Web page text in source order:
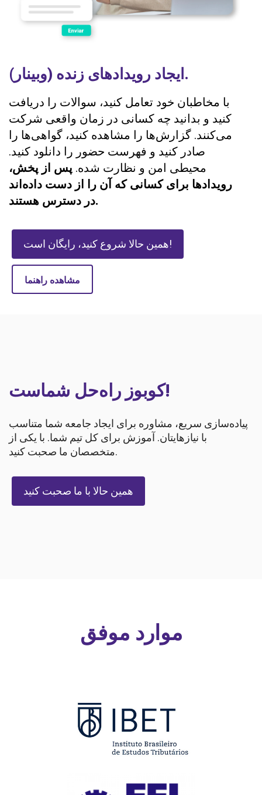
ایجاد رویدادهای زنده (وبینار).
با مخاطبان خود تعامل کنید، سوالات را دریافت
کنید و بدانید چه کسانی در زمان واقعی شرکت
می‌کنند. گزارش‌ها را مشاهده کنید، گواهی‌ها را
صادر کنید و فهرست حضور را دانلود کنید.
محیطی امن و نظارت شده. پس از پخش،
رویدادها برای کسانی که آن را از دست داده‌اند
در دسترس هستند.
همین حالا شروع کنید، رایگان است!
مشاهده راهنما
کوبوز راه‌حل شماست!
پیاده‌سازی سریع، مشاوره برای ایجاد جامعه شما متناسب
با نیازهایتان. آموزش برای کل تیم شما. با یکی از
متخصصان ما صحبت کنید.
همین حالا با ما صحبت کنید
موارد موفق